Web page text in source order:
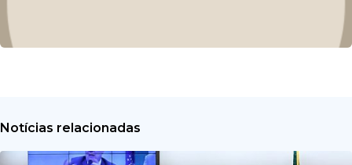
Notícias relacionadas